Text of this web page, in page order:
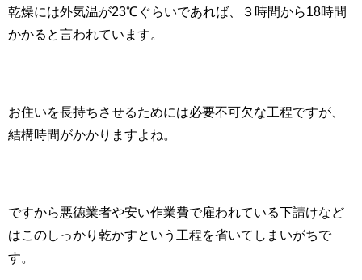
乾燥には外気温が23℃ぐらいであれば、３時間から18時間
かかると言われています。
お住いを長持ちさせるためには必要不可欠な工程ですが、
結構時間がかかりますよね。
ですから悪徳業者や安い作業費で雇われている下請けなど
はこのしっかり乾かすという工程を省いてしまいがちで
す。